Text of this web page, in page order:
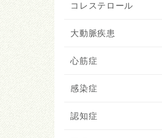
コレステロール
大動脈疾患
心筋症
感染症
認知症